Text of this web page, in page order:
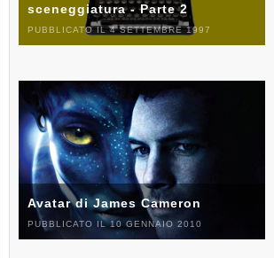
sceneggiatura - Parte 2
PUBBLICATO IL 4 SETTEMBRE 1997
Avatar di James Cameron
PUBBLICATO IL 10 GENNAIO 2010